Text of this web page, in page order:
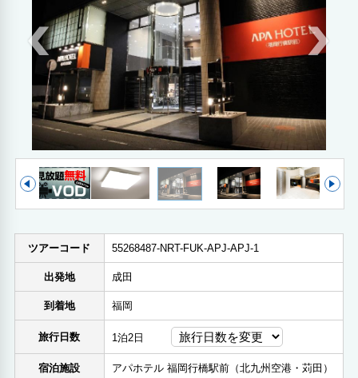
ツアーコード 55268487-NRT-FUK-APJ-APJ-1
出発地 成田
到着地 福岡
旅行日数 1泊2日
宿泊施設 アパホテル 福岡行橋駅前（北九州空港・苅田）